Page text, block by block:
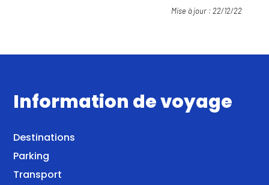
Mise à jour : 22/12/22
Information de voyage
Destinations
Parking
Transport